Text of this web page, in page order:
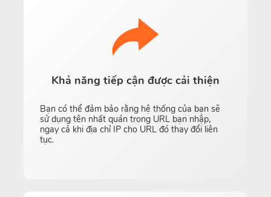
Khả năng tiếp cận được cải thiện
Bạn có thể đảm bảo rằng hệ thống của bạn sẽ
sử dụng tên nhất quán trong URL bạn nhập,
ngay cả khi địa chỉ IP cho URL đó thay đổi liên
tục.